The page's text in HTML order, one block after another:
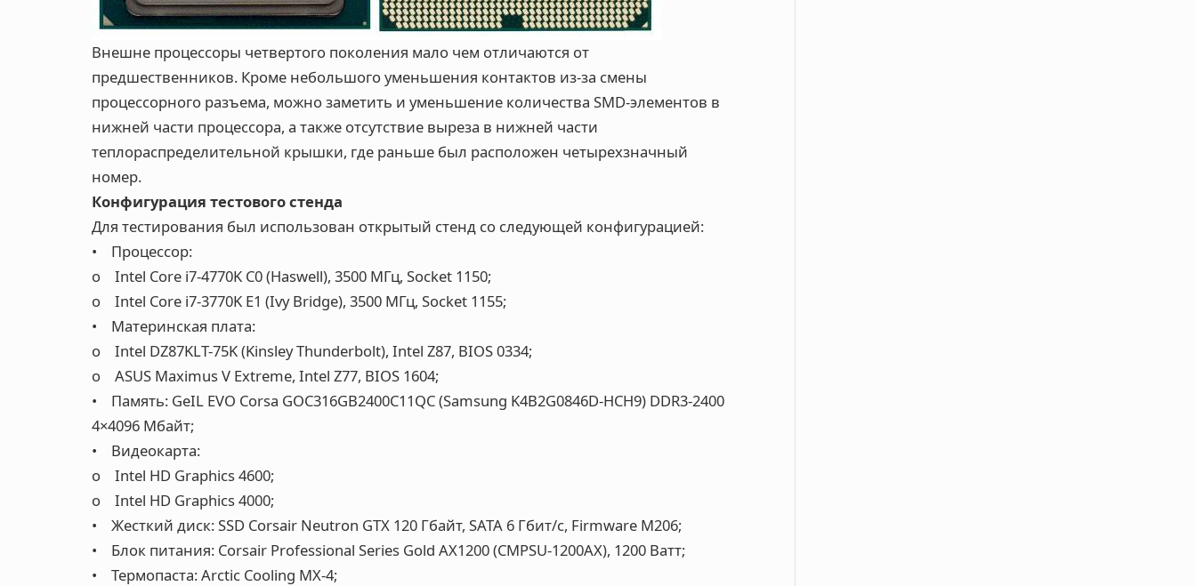
Внешне процессоры четвертого поколения мало чем отличаются от
предшественников. Кроме небольшого уменьшения контактов из-за смены
процессорного разъема, можно заметить и уменьшение количества SMD-элементов в
нижней части процессора, а также отсутствие выреза в нижней части
теплораспределительной крышки, где раньше был расположен четырехзначный
номер.
Конфигурация тестового стенда
Для тестирования был использован открытый стенд со следующей конфигурацией:
• Процессор:
o Intel Core i7-4770K C0 (Haswell), 3500 МГц, Socket 1150;
o Intel Core i7-3770K E1 (Ivy Bridge), 3500 МГц, Socket 1155;
• Материнская плата:
o Intel DZ87KLT-75K (Kinsley Thunderbolt), Intel Z87, BIOS 0334;
o ASUS Maximus V Extreme, Intel Z77, BIOS 1604;
• Память: GeIL EVO Corsa GOC316GB2400C11QC (Samsung K4B2G0846D-HCH9) DDR3-2400
4×4096 Мбайт;
• Видеокарта:
o Intel HD Graphics 4600;
o Intel HD Graphics 4000;
• Жесткий диск: SSD Corsair Neutron GTX 120 Гбайт, SATA 6 Гбит/с, Firmware M206;
• Блок питания: Corsair Professional Series Gold AX1200 (CMPSU-1200AX), 1200 Ватт;
• Термопаста: Arctic Cooling MX-4;